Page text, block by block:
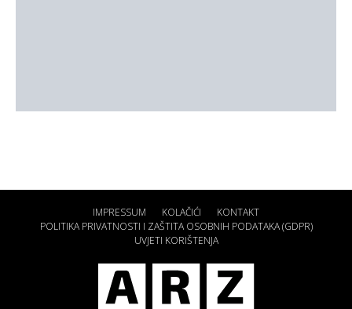
IMPRESSUM KOLAČIĆI
KONTAKT
POLITIKA PRIVATNOSTI I ZAŠTITA OSOBNIH PODATAKA (GDPR)
UVJETI KORIŠTENJA